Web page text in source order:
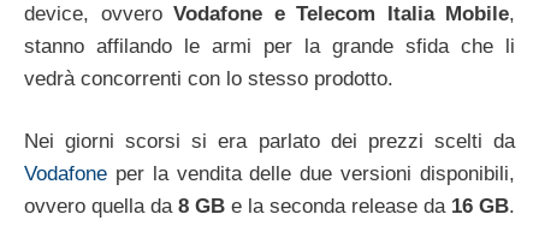
device, ovvero Vodafone e Telecom Italia Mobile,
stanno affilando le armi per la grande sfida che li
vedrà concorrenti con lo stesso prodotto.
Nei giorni scorsi si era parlato dei prezzi scelti da
Vodafone per la vendita delle due versioni disponibili,
ovvero quella da 8 GB e la seconda release da 16 GB.